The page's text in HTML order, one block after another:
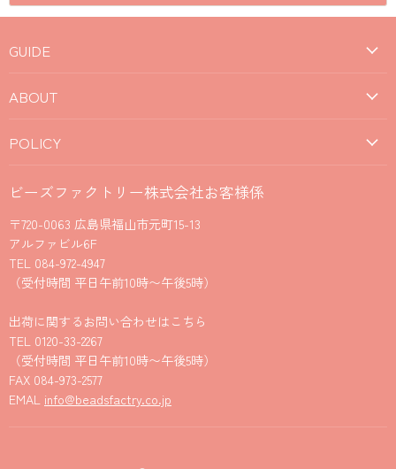
GUIDE
ABOUT
POLICY
ビーズファクトリー株式会社お客様係
〒720-0063 広島県福山市元町15-13
アルファビル6F
TEL 084-972-4947
（受付時間 平日午前10時〜午後5時）
出荷に関するお問い合わせはこちら
TEL 0120-33-2267
（受付時間 平日午前10時〜午後5時）
FAX 084-973-2577
EMAL info@beadsfactry.co.jp